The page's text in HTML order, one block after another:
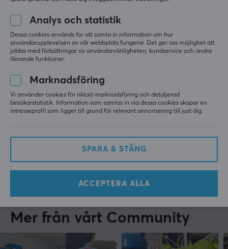
Koffein
140 mg per servering
Serveringar
40 st
Smak
Watermelon
Färg
ÖVRIG INFORMATION
5.0
Baserat på 1 recension
5
3
0%
Relevans
G FUEL Watermelon 2.0 - 40 Servings
Mer från vårt Community
Analys och statistik
Dessa cookies används för att samla in information om hur
användarupplevelsen av vår webbplats fungerar. Det ger oss möjlighet att
jobba med förbättringar av användarvänligheten, kundservice och andra
liknande funktioner.
Marknadsföring
Vi använder cookies för riktad marknadsföring och detaljerad
besökarstatistik. Information som samlas in via dessa cookies skapar en
intresseprofil som ligger till grund för relevant annonsering till just dig.
SPARA & STÄNG
ACCEPTERA ALLA